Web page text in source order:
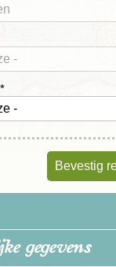
*
Bevestig
gegevens